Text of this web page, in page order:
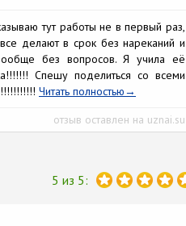
тут работы не в первый раз,
делают в срок без нареканий и
без вопросов. Я учила её
Спешу поделиться со всеми
Читать полностью
отзыв оставлен на uznai.su
5 из 5: